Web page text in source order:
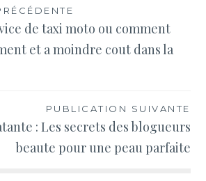
de taxi moto ou comment
et a moindre cout dans la
PUBLICATION SUIVANTE
: Les secrets des blogueurs
beaute pour une peau parfaite